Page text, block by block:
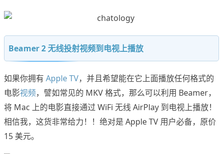
Beamer 2 无线投射视频到电视上播放
如果你拥有 Apple TV，并且希望能在它上面播放任何格式的
电影视频，譬如常见的 MKV 格式，那么可以利用 Beamer，
将 Mac 上的电影直接通过 WiFi 无线 AirPlay 到电视上播放！
相信我，这货非常给力！！绝对是 Apple TV 用户必备，原价
15 美元。